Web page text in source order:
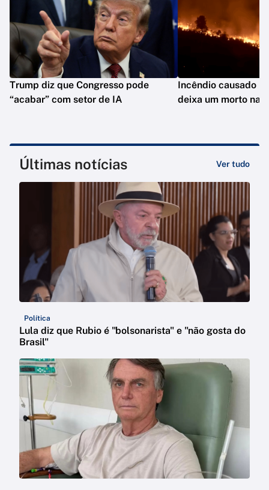
Trump diz que Congresso pode
“acabar” com setor de IA
Incêndio causado
deixa um morto na
Últimas notícias Ver tudo
Política
Lula diz que Rubio é "bolsonarista" e "não gosta do
Brasil"